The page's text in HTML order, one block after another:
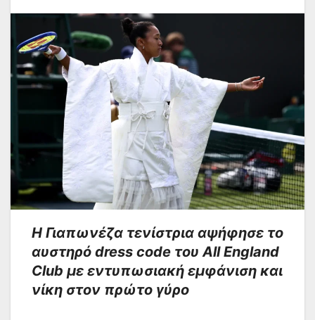
Η Γιαπωνέζα τενίστρια αψήφησε το
αυστηρό dress code του All England
Club με εντυπωσιακή εμφάνιση και
νίκη στον πρώτο γύρο